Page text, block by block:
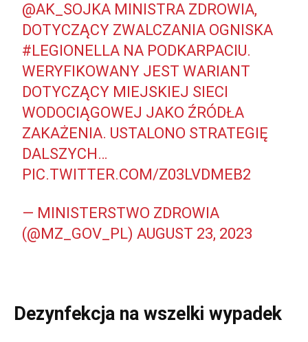
@AK_SOJKA MINISTRA ZDROWIA,
DOTYCZĄCY ZWALCZANIA OGNISKA
#LEGIONELLA NA PODKARPACIU.
WERYFIKOWANY JEST WARIANT
DOTYCZĄCY MIEJSKIEJ SIECI
WODOCIĄGOWEJ JAKO ŹRÓDŁA
ZAKAŻENIA. USTALONO STRATEGIĘ
DALSZYCH…
PIC.TWITTER.COM/Z03LVDMEB2
— MINISTERSTWO ZDROWIA
(@MZ_GOV_PL)AUGUST 23, 2023
Dezynfekcja na wszelki wypadek